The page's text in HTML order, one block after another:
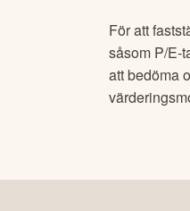
För att
såsom P/E-
att bedöma